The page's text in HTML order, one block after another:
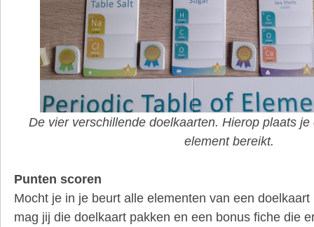
De vier verschillende doelkaarten. Hierop plaats
element bereikt.
Punten scoren
Mocht je in je beurt alle elementen van een
mag jij die doelkaart pakken en een bonus fiche die